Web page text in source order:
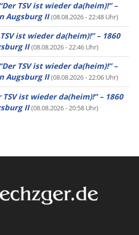
“Der TSV ist wieder da(heim)!” –
Augsburg II (08.08.2026 - 22:48 Uhr)
ist wieder da(heim)!” – 1860
II (08.08.2026 - 22:46 Uhr)
“Der TSV ist wieder da(heim)!” –
Augsburg II (08.08.2026 - 22:06 Uhr)
TSV ist wieder da(heim)!” – 1860
II (08.08.2026 - 20:58 Uhr)